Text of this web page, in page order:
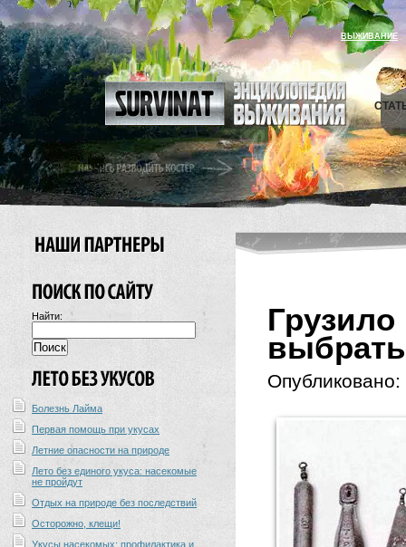
ВЫЖИВАНИЕ
Найти:
Болезнь Лайма
Первая помощь при укусах
Летние опасности на природе
Лето без единого укуса: насекомые
не пройдут
Отдых на природе без последствий
Осторожно, клещи!
Укусы насекомых: профилактика и
Опубликовано: